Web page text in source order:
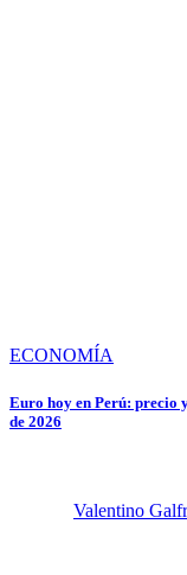
ECONOMÍA
Euro hoy en Perú: precio
de 2026
Valentino